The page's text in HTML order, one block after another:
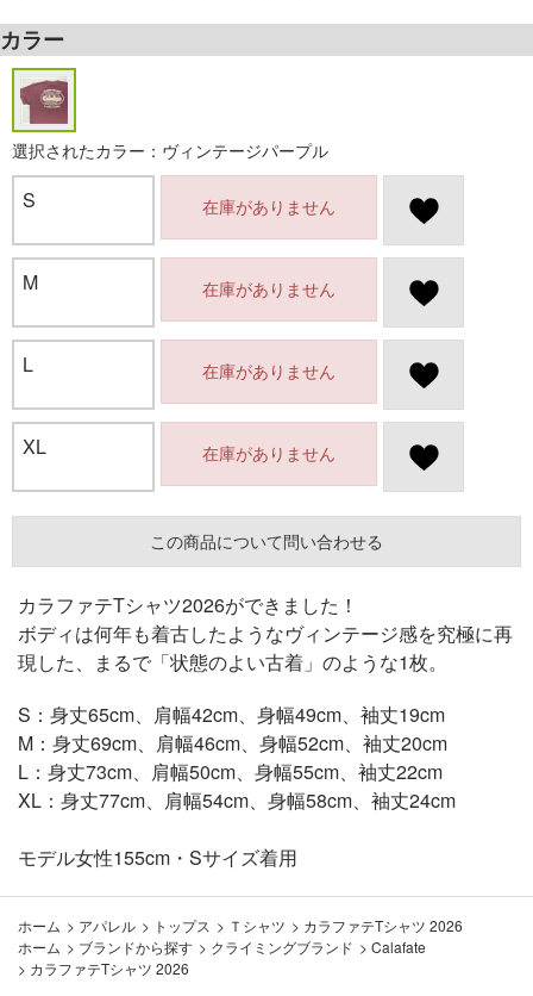
カラー
選択されたカラー：ヴィンテージパープル
S 在庫がありません
M 在庫がありません
L 在庫がありません
XL 在庫がありません
この商品について問い合わせる
カラファテTシャツ2026ができました！
ボディは何年も着古したようなヴィンテージ感を究極に再
現した、まるで「状態のよい古着」のような1枚。
S：身丈65cm、肩幅42cm、身幅49cm、袖丈19cm
M：身丈69cm、肩幅46cm、身幅52cm、袖丈20cm
L：身丈73cm、肩幅50cm、身幅55cm、袖丈22cm
XL：身丈77cm、肩幅54cm、身幅58cm、袖丈24cm
モデル女性155cm・Sサイズ着用
ホーム > アパレル > トップス > Ｔシャツ > カラファテTシャツ 2026
ホーム > ブランドから探す > クライミングブランド > Calafate
> カラファテTシャツ 2026